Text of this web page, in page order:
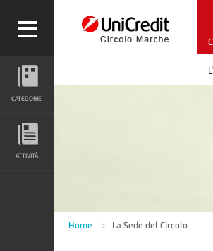
CATEGORIE
CATEGORIE
ATTIVITÀ
Home La Sede del Circolo